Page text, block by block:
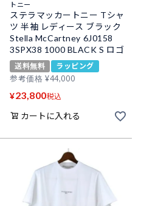
トニー
ステラマッカートニー Tシャ
ツ 半袖 レディース ブラック
Stella McCartney 6J0158
3SPX38 1000 BLACK S ロゴ
送料無料
ラッピング
参考価格 ¥44,000
¥23,800税込
カートに入れる